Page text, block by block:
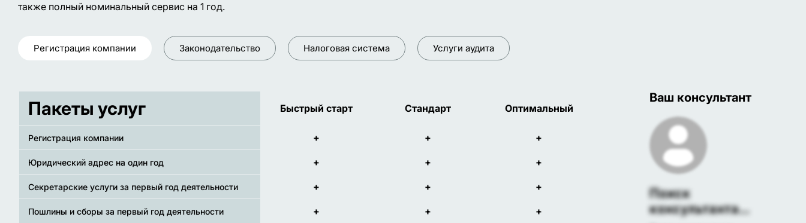
также полный номинальный сервис на 1 год.
Регистрация компании Законодательство Налоговая система Услуги аудита
Пакеты услуг Быстрый старт Стандарт Оптимальный
Регистрация компании + + +
Юридический адрес на один год + + +
Секретарские услуги за первый год деятельности + + +
Пошлины и сборы за первый год деятельности + + +
Ваш консультант
Поиск
консультанта...